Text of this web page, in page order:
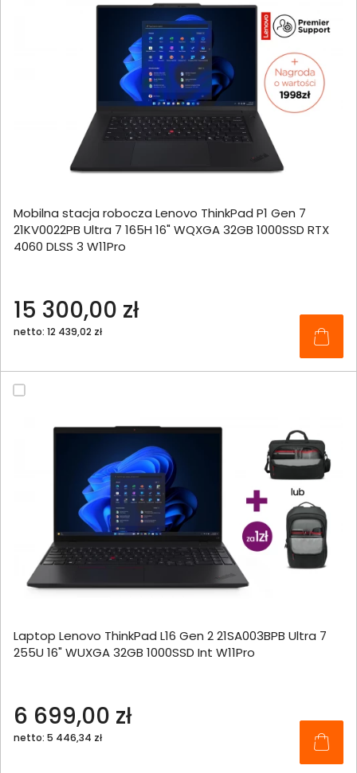
Mobilna stacja robocza Lenovo ThinkPad P1 Gen 7
21KV0022PB Ultra 7 165H 16" WQXGA 32GB 1000SSD RTX
4060 DLSS 3 W11Pro
15 300,00 zł
netto: 12 439,02 zł
Laptop Lenovo ThinkPad L16 Gen 2 21SA003BPB Ultra 7
255U 16" WUXGA 32GB 1000SSD Int W11Pro
6 699,00 zł
netto: 5 446,34 zł